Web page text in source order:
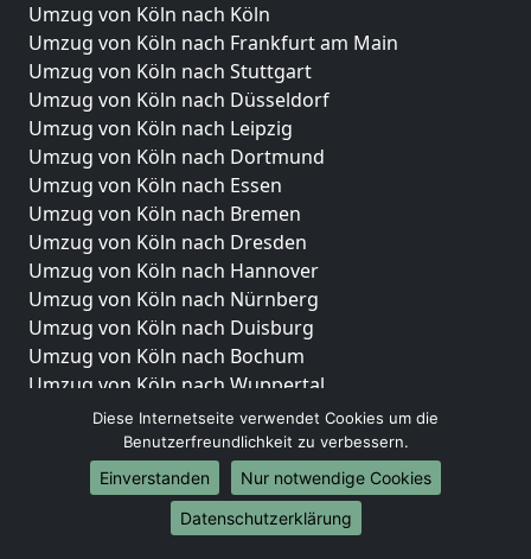
Umzug von Köln nach Köln
Umzug von Köln nach Frankfurt am Main
Umzug von Köln nach Stuttgart
Umzug von Köln nach Düsseldorf
Umzug von Köln nach Leipzig
Umzug von Köln nach Dortmund
Umzug von Köln nach Essen
Umzug von Köln nach Bremen
Umzug von Köln nach Dresden
Umzug von Köln nach Hannover
Umzug von Köln nach Nürnberg
Umzug von Köln nach Duisburg
Umzug von Köln nach Bochum
Umzug von Köln nach Wuppertal
Umzug von Köln nach Bielefeld
Umzug von Köln nach Bonn
Umzug von Köln nach Münster
Internationale-Umzüge
Diese Internetseite verwendet Cookies um die
Benutzerfreundlichkeit zu verbessern.
Einverstanden
Nur notwendige Cookies
Datenschutzerklärung